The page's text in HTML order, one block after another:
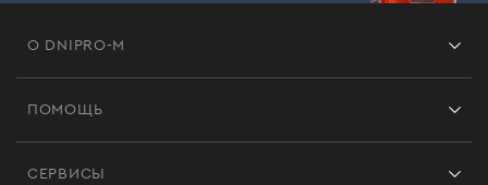
О DNIPRO-M
ПОМОЩЬ
СЕРВИСЫ